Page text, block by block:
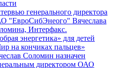
генерального директора
"ЕвроСибЭнеого" Вячеслава
Интерфакс.
энергетика» для детей
на кончиках пальцев»
Соломин назначен
директором ОАО